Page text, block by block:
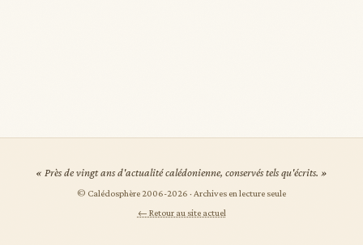
« Près de vingt ans d'actualité calédonienne, conservés tels qu'écrits. »
© Calédosphère 2006-2026 · Archives en lecture seule
← Retour au site actuel